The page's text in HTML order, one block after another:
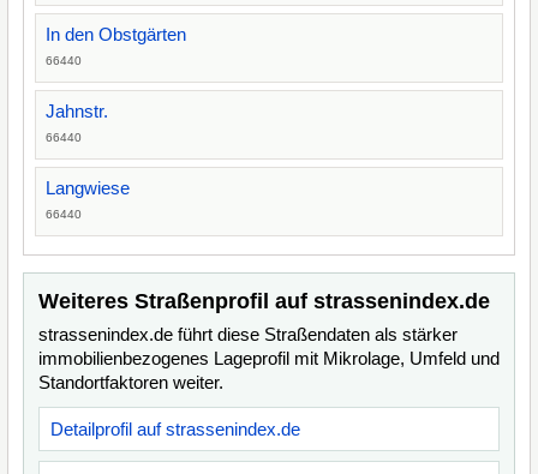
In den Obstgärten
66440
Jahnstr.
66440
Langwiese
66440
Weiteres Straßenprofil auf strassenindex.de
strassenindex.de führt diese Straßendaten als stärker
immobilienbezogenes Lageprofil mit Mikrolage, Umfeld und
Standortfaktoren weiter.
Detailprofil auf strassenindex.de